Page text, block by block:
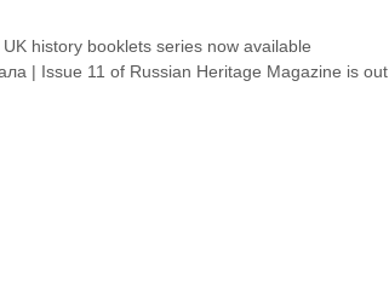
history booklets series now available
| Issue 11 of Russian Heritage Magazine is out